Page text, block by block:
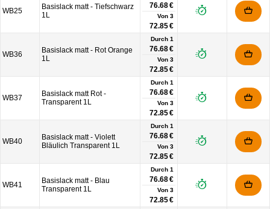
WB25
Basislack matt - Tiefschwarz
1L
76.68 €
Von 3
72.85 €
WB36
Basislack matt - Rot Orange
1L
Durch 1
76.68 €
Von 3
72.85 €
WB37
Basislack matt Rot -
Transparent 1L
Durch 1
76.68 €
Von 3
72.85 €
WB40
Basislack matt - Violett
Bläulich Transparent 1L
Durch 1
76.68 €
Von 3
72.85 €
WB41
Basislack matt - Blau
Transparent 1L
Durch 1
76.68 €
Von 3
72.85 €